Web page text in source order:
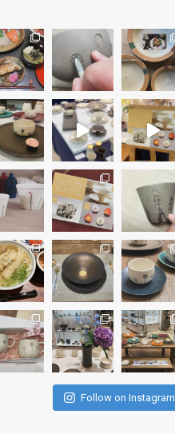
Follow on Instagram